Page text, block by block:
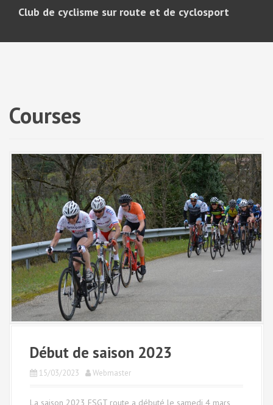
i
Club de cyclisme sur route et de cyclosport
Courses
Début de saison 2023
15/03/2023 Webmaster